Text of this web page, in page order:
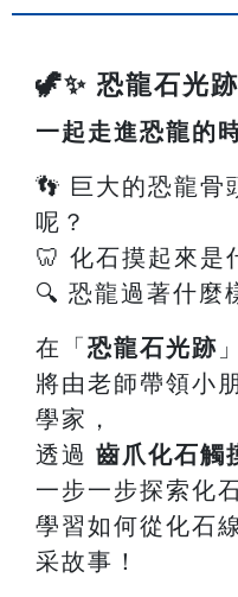
🦖✨ 恐龍石光
一起走進恐龍的
👣 巨大的恐龍骨
呢？
🦷 化石摸起來是
🔍 恐龍過著什麼
在「 恐龍石光跡
將由老師帶領小
學家，
透過 齒爪化石觸
一步一步探索化
學習如何從化石
采故事！